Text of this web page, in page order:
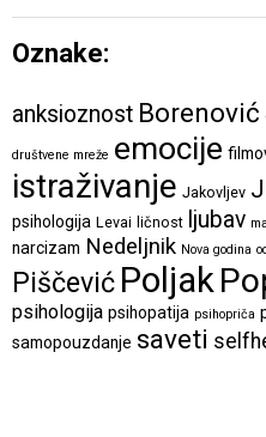
Oznake:
anksioznost Borenović
društvene mreže emocije
istraživanje Jakovljev
psihologija Levai ličnost ljubav
narcizam Nedeljnik Nova godina
Piščević Poljak
psihologija psihopatija psihopriča
samopouzdanje saveti